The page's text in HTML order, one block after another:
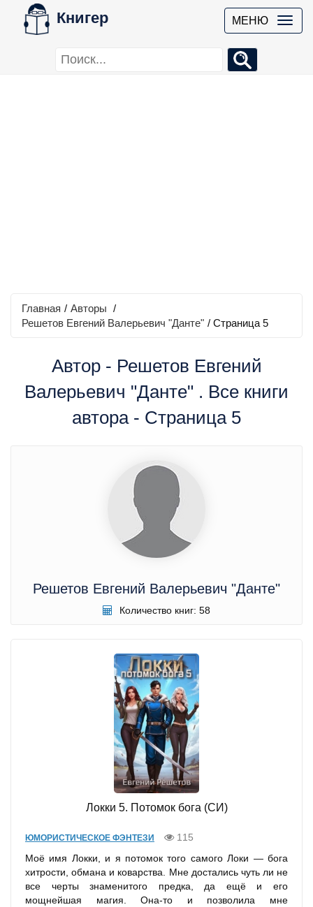
Книгер МЕНЮ
Главная / Авторы /
Решетов Евгений Валерьевич "Данте" / Страница 5
Автор - Решетов Евгений
Валерьевич "Данте" . Все книги
автора - Страница 5
Решетов Евгений Валерьевич "Данте"
Количество книг: 58
Локки 5. Потомок бога (СИ)
ЮМОРИСТИЧЕСКОЕ ФЭНТЕЗИ
115
Моё имя Локки, и я потомок того самого Локи — бога
хитрости, обмана и коварства. Мне достались чуть ли не
все черты знаменитого предка, да ещё и его
мощнейшая магия. Она-то и позволила мне